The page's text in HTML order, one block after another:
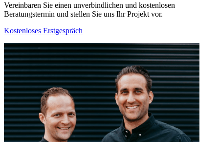
Vereinbaren Sie einen unverbindlichen und kostenlosen
Beratungstermin und stellen Sie uns Ihr Projekt vor.
Kostenloses Erstgespräch